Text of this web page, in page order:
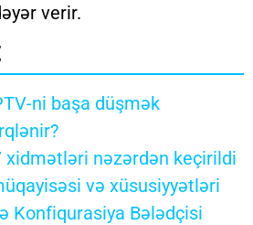
verir.
ni başa düşmək
xidmətləri nəzərdən keçirildi
və xüsusiyyətləri
Konfiqurasiya Bələdçisi